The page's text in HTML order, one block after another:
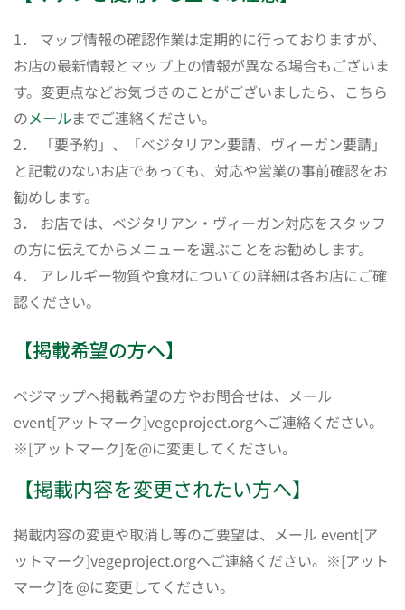
1． マップ情報の確認作業は定期的に行っておりますが、
お店の最新情報とマップ上の情報が異なる場合もございま
す。変更点などお気づきのことがございましたら、こちら
のメールまでご連絡ください。
2． 「要予約」、「ベジタリアン要請、ヴィーガン要請」
と記載のないお店であっても、対応や営業の事前確認をお
勧めします。
3． お店では、ベジタリアン・ヴィーガン対応をスタッフ
の方に伝えてからメニューを選ぶことをお勧めします。
4． アレルギー物質や食材についての詳細は各お店にご確
認ください。
【掲載希望の方へ】
ベジマップへ掲載希望の方やお問合せは、メール
event[アットマーク]vegeproject.orgへご連絡ください。
※[アットマーク]を@に変更してください。
【掲載内容を変更されたい方へ】
掲載内容の変更や取消し等のご要望は、メール event[ア
ットマーク]vegeproject.orgへご連絡ください。※[アット
マーク]を@に変更してください。